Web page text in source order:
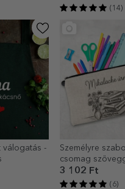
(14)
válogatás -
Személyre
csomag
legjobb tanár
3 102 Ft
(6)